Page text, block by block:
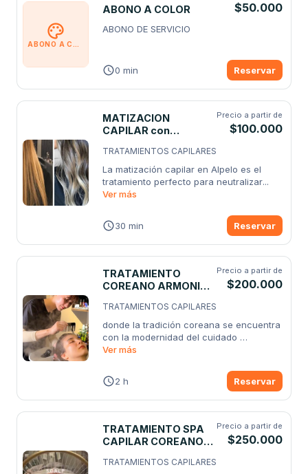
ABONO A COLOR
ABONO A COLOR $50.000
ABONO DE SERVICIO
0 min Reservar
MATIZACION
CAPILAR con
Precio a partir de
$100.000
TRATAMIENTOS CAPILARES
La matización capilar en Alpelo es el
tratamiento perfecto para neutralizar...
Ver más
30 min Reservar
TRATAMIENTO
COREANO ARMONIA
Precio a partir de
$200.000
TRATAMIENTOS CAPILARES
donde la tradición coreana se encuentra
con la modernidad del cuidado
personal.
Ver más
2 h Reservar
TRATAMIENTO SPA
CAPILAR COREANO
Precio a partir de
$250.000
TRATAMIENTOS CAPILARES